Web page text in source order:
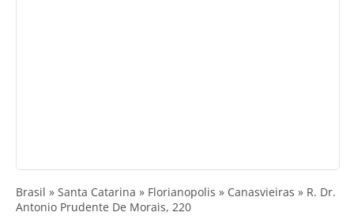
Brasil » Santa Catarina » Florianopolis » Canasvieiras » R. Dr.
Antonio Prudente De Morais, 220